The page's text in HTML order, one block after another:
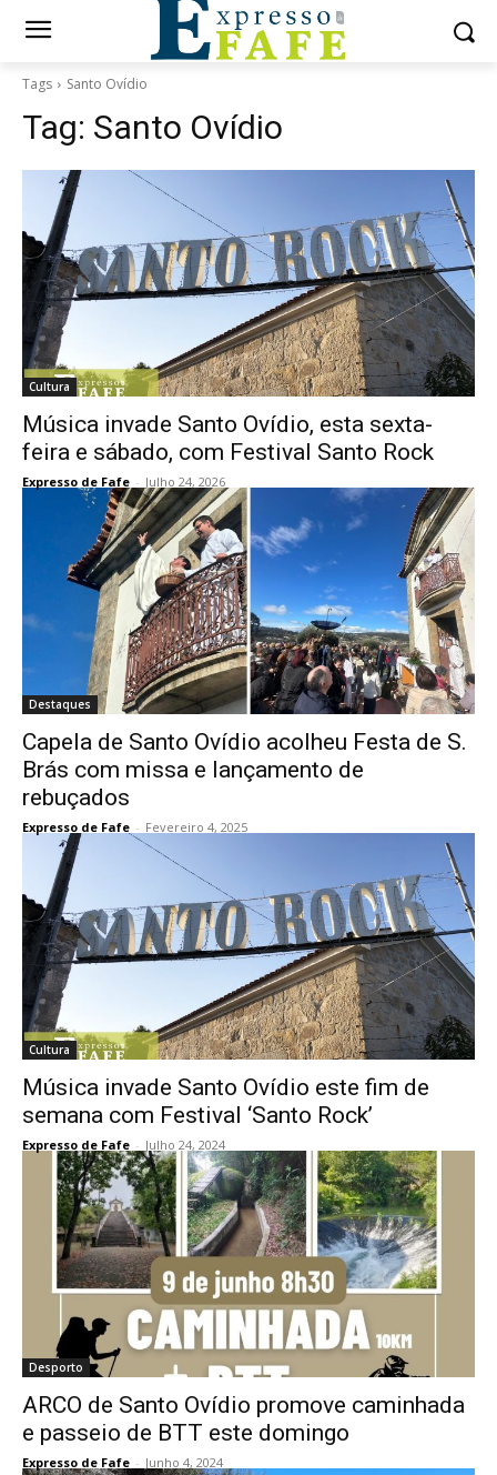
Tags Santo Ovídio
Tag: Santo Ovídio
Cultura
Música invade Santo Ovídio, esta sexta-
feira e sábado, com Festival Santo Rock
Expresso de Fafe - Julho 24, 2026
Destaques
Capela de Santo Ovídio acolheu Festa de S.
Brás com missa e lançamento de
rebuçados
Expresso de Fafe - Fevereiro 4, 2025
Cultura
Música invade Santo Ovídio este fim de
semana com Festival ‘Santo Rock’
Expresso de Fafe - Julho 24, 2024
Desporto
ARCO de Santo Ovídio promove caminhada
e passeio de BTT este domingo
Expresso de Fafe - Junho 4, 2024